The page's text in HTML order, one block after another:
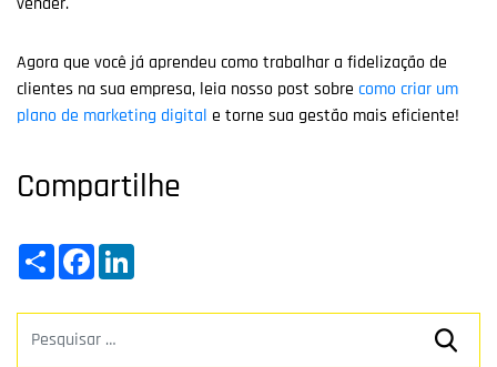
Agora que você já aprendeu como trabalhar a fidelização de
clientes na sua empresa, leia nosso post sobre como criar um
plano de marketing digital e torne sua gestão mais eficiente!
Compartilhe
ShareFacebook